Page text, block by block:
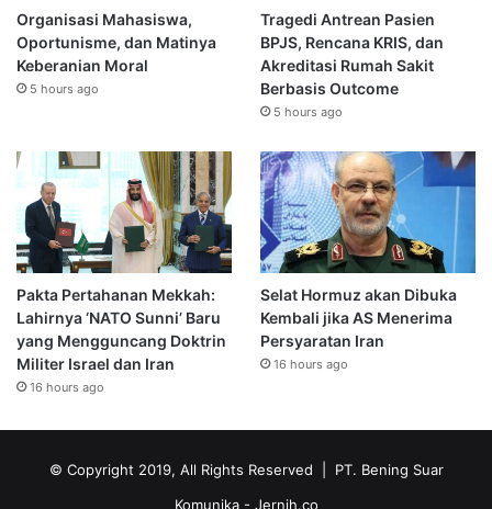
Organisasi Mahasiswa,
Oportunisme, dan Matinya
Keberanian Moral
5 hours ago
Tragedi Antrean Pasien
BPJS, Rencana KRIS, dan
Akreditasi Rumah Sakit
Berbasis Outcome
5 hours ago
Pakta Pertahanan Mekkah:
Lahirnya ‘NATO Sunni’ Baru
yang Mengguncang Doktrin
Militer Israel dan Iran
16 hours ago
Selat Hormuz akan Dibuka
Kembali jika AS Menerima
Persyaratan Iran
16 hours ago
© Copyright 2019, All Rights Reserved | PT. Bening Suar
Komunika - Jernih.co